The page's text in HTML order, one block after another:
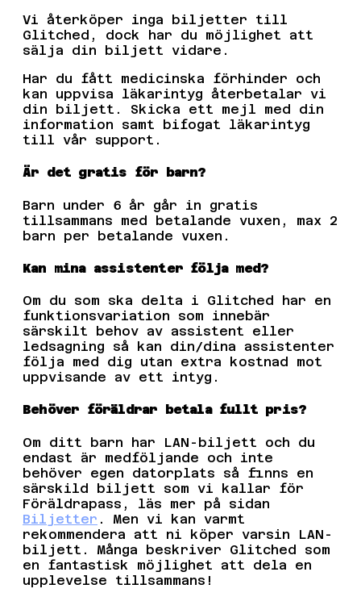
Vi återköper inga biljetter till
Glitched, dock har du möjlighet att
sälja din biljett vidare.
Har du fått medicinska förhinder och
kan uppvisa läkarintyg återbetalar vi
din biljett. Skicka ett mejl med din
information samt bifogat läkarintyg
till vår support.
Är det gratis för barn?
Barn under 6 år går in gratis
tillsammans med betalande vuxen, max 2
barn per betalande vuxen.
Kan mina assistenter följa med?
Om du som ska delta i Glitched har en
funktionsvariation som innebär
särskilt behov av assistent eller
ledsagning så kan din/dina assistenter
följa med dig utan extra kostnad mot
uppvisande av ett intyg.
Behöver föräldrar betala fullt pris?
Om ditt barn har LAN-biljett och du
endast är medföljande och inte
behöver egen datorplats så finns en
särskild biljett som vi kallar för
Föräldrapass, läs mer på sidan
Biljetter . Men vi kan varmt
rekommendera att ni köper varsin LAN-
biljett. Många beskriver Glitched som
en fantastisk möjlighet att dela en
upplevelse tillsammans!